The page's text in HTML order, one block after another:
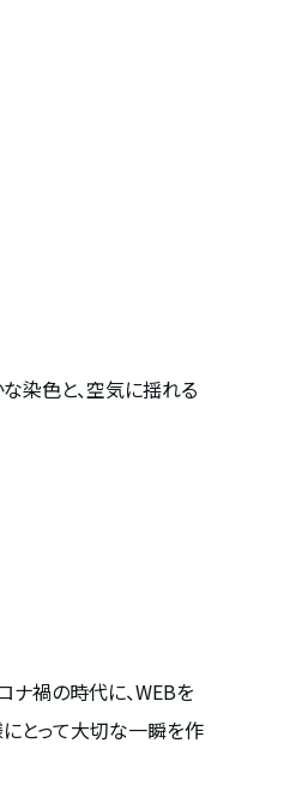
染色と、空気に揺れる
ナ禍の時代に、WEBを
とって大切な一瞬を作